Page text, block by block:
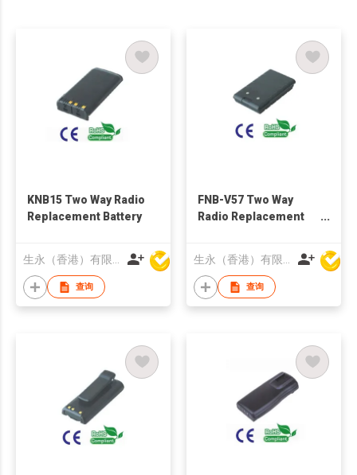
KNB15 Two Way Radio
Replacement Battery
生永（香港）有限公司
查询
FNB-V57 Two Way
Radio Replacement
生永（香港）有限公司
查询